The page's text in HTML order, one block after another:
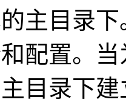
主目录
配置。
目录下建